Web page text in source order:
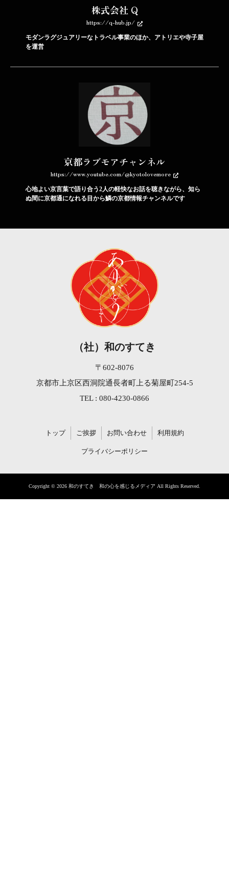
株式会社 Q
https://q-hub.jp/
モダンラグジュアリーなトラベル事業のほか、アトリエや寺子屋
を運営
京都ラブモアチャンネル
https://www.youtube.com/@kyotolovemore
心地よい京言葉で語り合う2人の軽快なお話を聴きながら、知ら
ぬ間に京都通になれる目から鱗の京都情報チャンネルです
（社）和のすてき
〒602-8076
京都市上京区西洞院通長者町上る菊屋町254-5
TEL : 080-4230-0866
トップ ご挨拶 お問い合わせ 利用規約
プライバシーポリシー
Copyright © 2026 和のすてき 和の心を感じるメディア All Rights Reserved.